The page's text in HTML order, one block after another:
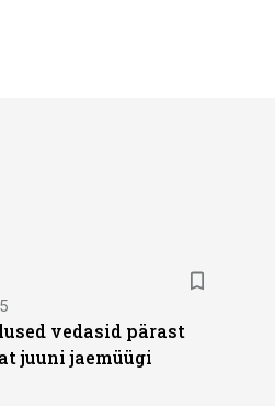
vedasid pärast
juuni jaemüügi